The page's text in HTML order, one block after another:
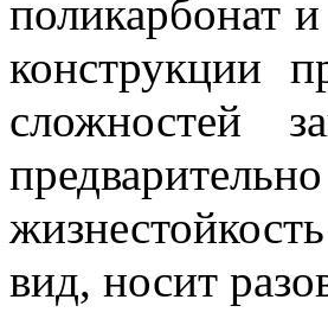
поликарбонат
конструкции
сложностей
вид, носит